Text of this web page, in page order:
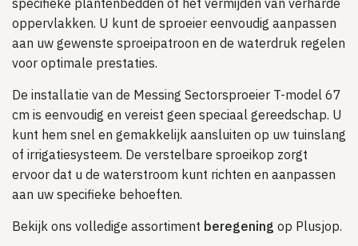
specifieke plantenbedden of het vermijden van verharde
oppervlakken. U kunt de sproeier eenvoudig aanpassen
aan uw gewenste sproeipatroon en de waterdruk regelen
voor optimale prestaties.
De installatie van de Messing Sectorsproeier T-model 67
cm is eenvoudig en vereist geen speciaal gereedschap. U
kunt hem snel en gemakkelijk aansluiten op uw tuinslang
of irrigatiesysteem. De verstelbare sproeikop zorgt
ervoor dat u de waterstroom kunt richten en aanpassen
aan uw specifieke behoeften.
Bekijk ons volledige assortiment beregening op Plusjop.